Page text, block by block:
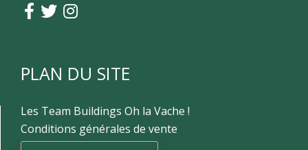
PLAN DU SITE
Les Team Buildings Oh la Vache !
Conditions générales de vente